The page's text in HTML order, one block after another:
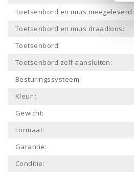
Toetsenbord en muis meegeleverd:
Toetsenbord en muis draadloos:
Toetsenbord:
Toetsenbord zelf aansluiten:
Besturingssysteem:
Kleur :
Gewicht:
Formaat:
Garantie:
Conditie: